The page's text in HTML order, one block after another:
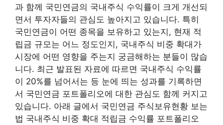
과 함께 국민연금의 국내주식 수익률이 크게 개선되
면서 투자자들의 관심도 높아지고 있습니다. 특히
국민연금이 어떤 종목을 보유하고 있는지, 현재 적
립금 규모는 어느 정도인지, 국내주식 비중 확대가
시장에 어떤 영향을 주는지 궁금해하는 분들이 많습
니다. 최근 발표된 자료에 따르면 국내주식 수익률
이 20%를 넘어서는 등 눈에 띄는 성과를 기록하면
서 국민연금 포트폴리오에 대한 관심도 함께 커지고
있습니다. 아래 글에서 국민연금 주식보유현황 보는
법 국내주식 비중 확대 적립금 수익률 포트폴리오